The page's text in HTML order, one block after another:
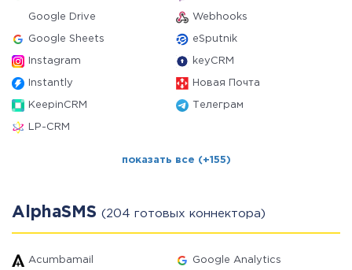
Google Drive Webhooks
Google Sheets eSputnik
Instagram keyCRM
Instantly Новая Почта
KeepinCRM Телеграм
LP-CRM
показать все (+155)
AlphaSMS (204 готовых коннектора)
Acumbamail Google Analytics